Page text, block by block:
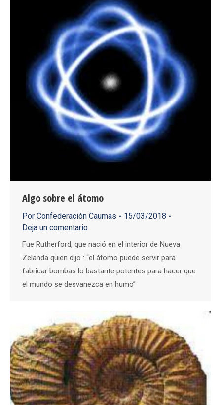
Algo sobre el átomo
Por Confederación Caumas
15/03/2018
Deja un comentario
Fue Rutherford, que nació en el interior de Nueva
Zelanda quien dijo : “el átomo puede servir para
fabricar bombas lo bastante potentes para hacer que
el mundo se desvanezca en humo”